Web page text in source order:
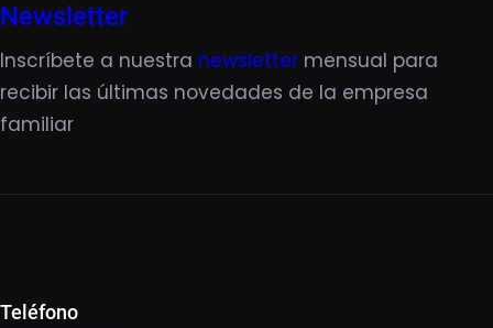
Newsletter
Inscríbete a nuestra newsletter mensual para
recibir las últimas novedades de la empresa
familiar
Teléfono